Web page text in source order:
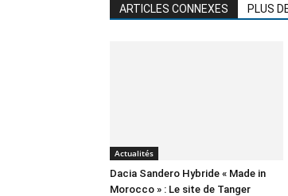
ARTICLES CONNEXES PLUS
Actualités
Dacia Sandero Hybride « Made in
Morocco » : Le site de Tanger